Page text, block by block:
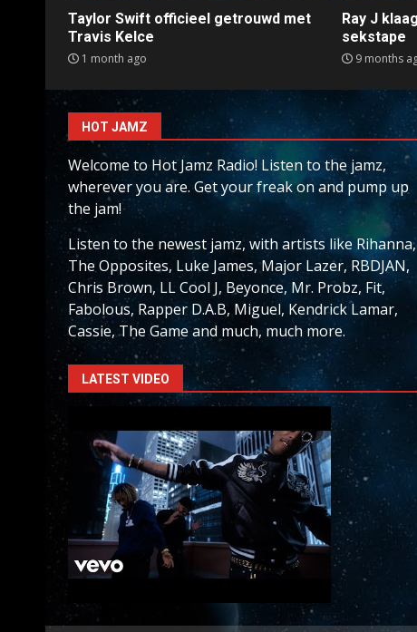
Taylor Swift officieel getrouwd met
Travis Kelce
1 month ago
Ray J
sekstape
9 months
HOT JAMZ
Welcome to Hot Jamz Radio! Listen to the jamz,
wherever you are. Get your freak on and pump up
the jam!
Listen to the newest jamz, with artists like Rihanna,
The Opposites, Luke James, Major Lazer, RBDJAN,
Chris Brown, LL Cool J, Beyonce, Mr. Probz, Fit,
Fabolous, Rapper D.A.B, Miguel, Kendrick Lamar,
Cassie, The Game and much, much more.
LATEST VIDEO